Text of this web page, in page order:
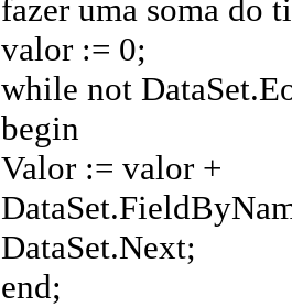
fazer uma soma do
valor := 0;
while not
begin
Valor := valor +
DataSet.Next;
end;